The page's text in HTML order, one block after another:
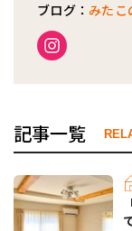
ブログ： みたこ
記事一覧